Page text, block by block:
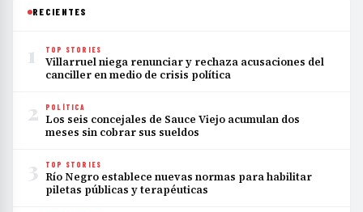
RECIENTES
1 TOP STORIES
Villarruel niega renunciar y rechaza acusaciones del
canciller en medio de crisis política
2 POLÍTICA
Los seis concejales de Sauce Viejo acumulan dos
meses sin cobrar sus sueldos
3 TOP STORIES
Río Negro establece nuevas normas para habilitar
piletas públicas y terapéuticas